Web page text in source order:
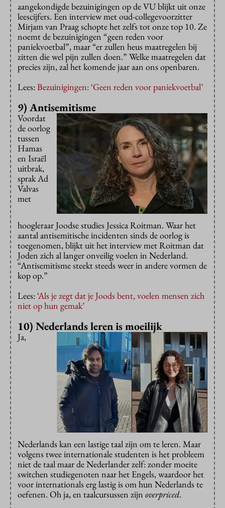
aangekondigde bezuinigingen op de VU blijkt uit onze
leescijfers. Een interview met oud-collegevoorzitter
Mirjam van Praag schopte het zelfs tot onze top 10. Ze
noemt de bezuinigingen “geen reden voor
paniekvoetbal”, maar “er zullen heus maatregelen bij
zitten die wel pijn zullen doen.” Welke maatregelen dat
precies zijn, zal het komende jaar aan ons openbaren.
Lees:Bezuinigingen: ‘Geen reden voor paniekvoetbal’
9) Antisemitisme
Voordat
de oorlog
tussen
Hamas
en Israël
uitbrak,
sprak Ad
Valvas
met
hoogleraar Joodse studies Jessica Roitman. Waar het
aantal antisemitische incidenten sinds de oorlog is
toegenomen, blijkt uit het interview met Roitman dat
Joden zich al langer onveilig voelen in Nederland.
“Antisemitisme steekt steeds weer in andere vormen de
kop op.”
Lees:‘Als je zegt dat je Joods bent, voelen mensen zich
niet op hun gemak’
10) Nederlands leren is moeilijk
Ja,
Nederlands kan een lastige taal zijn om te leren. Maar
volgens twee internationale studenten is het probleem
niet de taal maar de Nederlander zelf: zonder moeite
switchen studiegenoten naar het Engels, waardoor het
voor internationals erg lastig is om hun Nederlands te
oefenen. Oh ja, en taalcursussen zijn overpriced.